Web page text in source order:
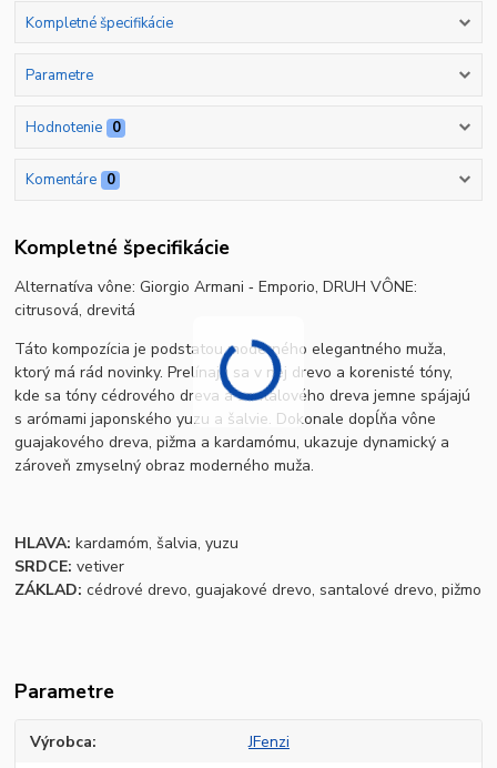
Kompletné špecifikácie
Parametre
Hodnotenie 0
Komentáre 0
Kompletné špecifikácie
Alternatíva vône: Giorgio Armani ‐ Emporio, DRUH VÔNE:
citrusová, drevitá
Táto kompozícia je podstatou moderného elegantného muža,
ktorý má rád novinky. Prelínajú sa v nej drevo a korenisté tóny,
kde sa tóny cédrového dreva a santalového dreva jemne spájajú
s arómami japonského yuzu a šalvie. Dokonale dopĺňa vône
guajakového dreva, pižma a kardamómu, ukazuje dynamický a
zároveň zmyselný obraz moderného muža.
HLAVA: kardamóm, šalvia, yuzu
SRDCE:vetiver
ZÁKLAD:cédrové drevo, guajakové drevo, santalové drevo, pižmo
Parametre
Výrobca JFenzi